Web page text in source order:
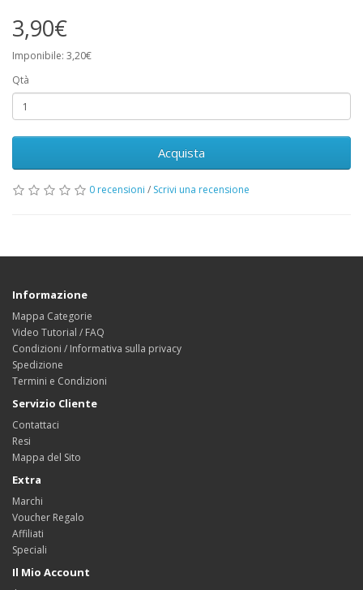
3,90€
Imponibile: 3,20€
Qtà
Acquista
0 recensioni / Scrivi una recensione
Informazione
Mappa Categorie
Video Tutorial / FAQ
Condizioni / Informativa sulla privacy
Spedizione
Termini e Condizioni
Servizio Cliente
Contattaci
Resi
Mappa del Sito
Extra
Marchi
Voucher Regalo
Affiliati
Speciali
Il Mio Account